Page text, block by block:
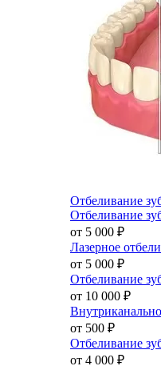
Отбеливание
Отбеливание
от 5 000 ₽
Лазерное
от 5 000 ₽
Отбеливание
от 10 000 ₽
от 500 ₽
Отбеливание
от 4 000 ₽